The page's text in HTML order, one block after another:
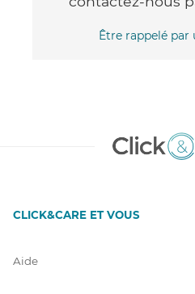
Être rappelé par
CLICK&CARE ET VOUS
Aide